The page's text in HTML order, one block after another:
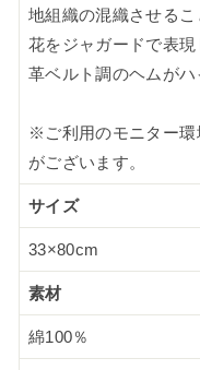
地組織の混織させる
花をジャガードで表現
革ベルト調のヘムがハ
※ご利用のモニター環
がございます。
サイズ
33×80cm
素材
綿100％